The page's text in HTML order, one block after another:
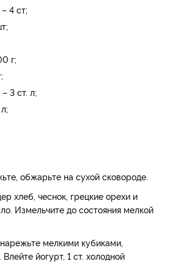
4 ст;
г;
3 ст. л;
обжарьте на сухой сковороде.
хлеб, чеснок, грецкие орехи и
Измельчите до состояния мелкой
мелкими кубиками,
йогурт, 1 ст. холодной